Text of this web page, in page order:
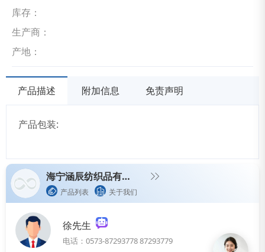
库存：
生产商：
产地：
产品描述 附加信息 免责声明
产品包装:
海宁涵辰纺织品有限公司
产品列表 关于我们
徐先生
电话：0573-87293778 87293779